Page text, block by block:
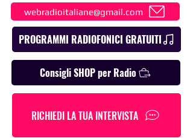
webradioitaliane@gmail.com
PROGRAMMI RADIOFONICI GRATUITI
RICHIEDI LA TUA INTERVISTA
Consigli SHOP per Radio